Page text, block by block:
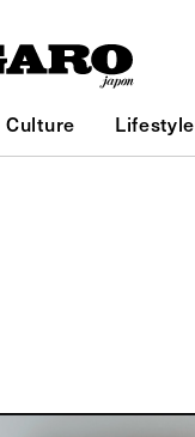
Culture Lifestyle